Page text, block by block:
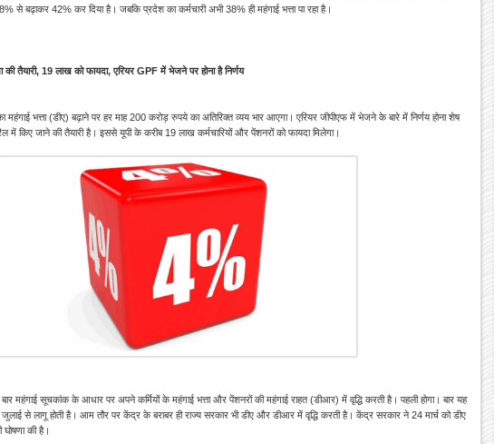
से बढ़ाकर 42% कर दिया है। जबकि प्रदेश का कर्मचारी अभी 38% ही महंगाई भत्ता पा रहा है।
की तैयारी, 19 लाख को फायदा, एरियर GPF में भेजने पर होना है निर्णय
महंगाई भत्ता (डीए) बढ़ाने पर हर माह 200 करोड़ रुपये का अतिरिक्त व्यय भार आएगा। एरियर जीपीएफ में भेजने के बारे में निर्णय होना शेष
में किए जाने की तैयारी है। इससे यूपी के करीब 19 लाख कर्मचारियों और पेंशनरों को फायदा मिलेगा।
महंगाई सूचकांक के आधार पर अपने कर्मियों के महंगाई भत्ता और पेंशनरों की महंगाई राहत (डीआर) में वृद्धि करती है। पहली होगा। बार यह
से लागू होती है। आम तौर पर केंद्र के बराबर ही राज्य सरकार भी डीए और डीआर में वृद्धि करती है। केंद्र सरकार ने 24 मार्च को डीए
की है।